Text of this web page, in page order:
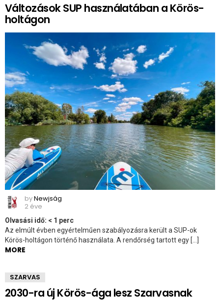
Változások SUP használatában a Körös-
holtágon
byNewjság
2 éve
Olvasási idő: < 1 perc
Az elmúlt évben egyértelműen szabályozásra került a SUP-ok
Körös-holtágon történő használata. A rendőrség tartott egy […]
MORE
SZARVAS
2030-ra új Körös-ága lesz Szarvasnak